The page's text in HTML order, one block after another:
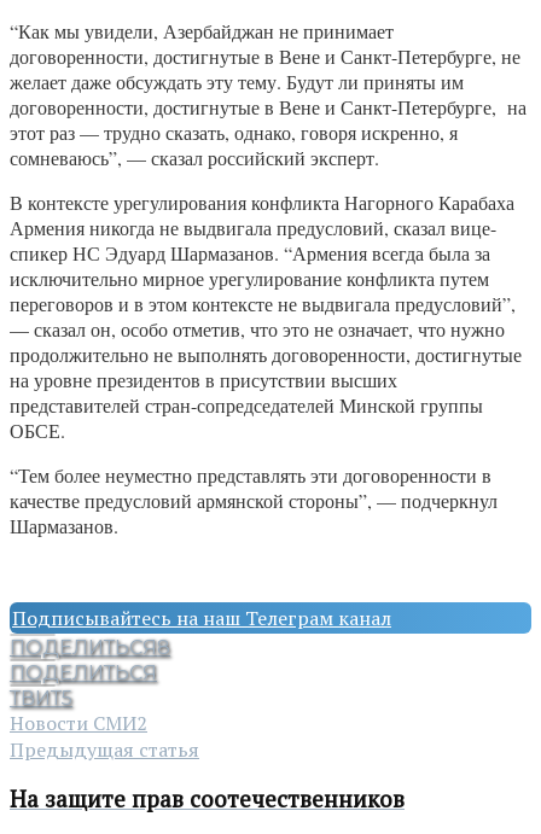
“Как мы увидели, Азербайджан не принимает
договоренности, достигнутые в Вене и Санкт-Петербурге, не
желает даже обсуждать эту тему. Будут ли приняты им
договоренности, достигнутые в Вене и Санкт-Петербурге, на
этот раз — трудно сказать, однако, говоря искренно, я
сомневаюсь”, — сказал российский эксперт.
В контексте урегулирования конфликта Нагорного Карабаха
Армения никогда не выдвигала предусловий, сказал вице-
спикер НС Эдуард Шармазанов. “Армения всегда была за
исключительно мирное урегулирование конфликта путем
переговоров и в этом контексте не выдвигала предусловий”,
— сказал он, особо отметив, что это не означает, что нужно
продолжительно не выполнять договоренности, достигнутые
на уровне президентов в присутствии высших
представителей стран-сопредседателей Минской группы
ОБСЕ.
“Тем более неуместно представлять эти договоренности в
качестве предусловий армянской стороны”, — подчеркнул
Шармазанов.
Подписывайтесь на наш Телеграм канал
ПОДЕЛИТЬСЯ8
ПОДЕЛИТЬСЯ
ТВИТ5
Новости СМИ2
Предыдущая статья
На защите прав соотечественников